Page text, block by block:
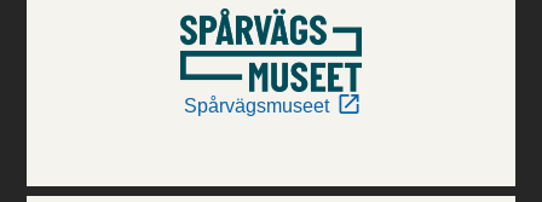
Spårvägsmuseet